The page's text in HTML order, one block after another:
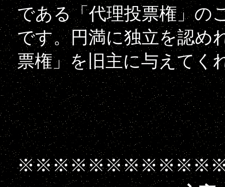
である「代理投票権」の
です。円満に独立を認め
票権」を旧主に与えてく